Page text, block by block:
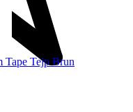
Tape Tejp Brun